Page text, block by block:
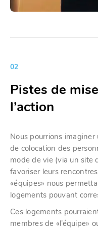
02
Pistes de
l’action
Nous pourrions
de colocation des
mode de vie (via un site
favoriser leurs
«équipes» nous
logements pouvant
Ces logements
membres de «l’équipe»